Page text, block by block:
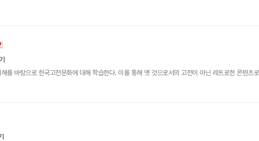
를 바탕으로 한국고전문화에 대해 학습한다. 이를 통해 옛 것으로서의 고전이 아닌 레트로한 콘텐츠